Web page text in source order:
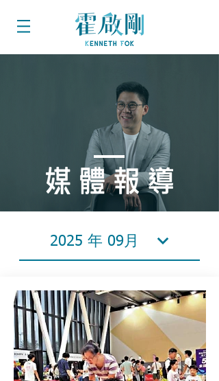
2025 年 09月